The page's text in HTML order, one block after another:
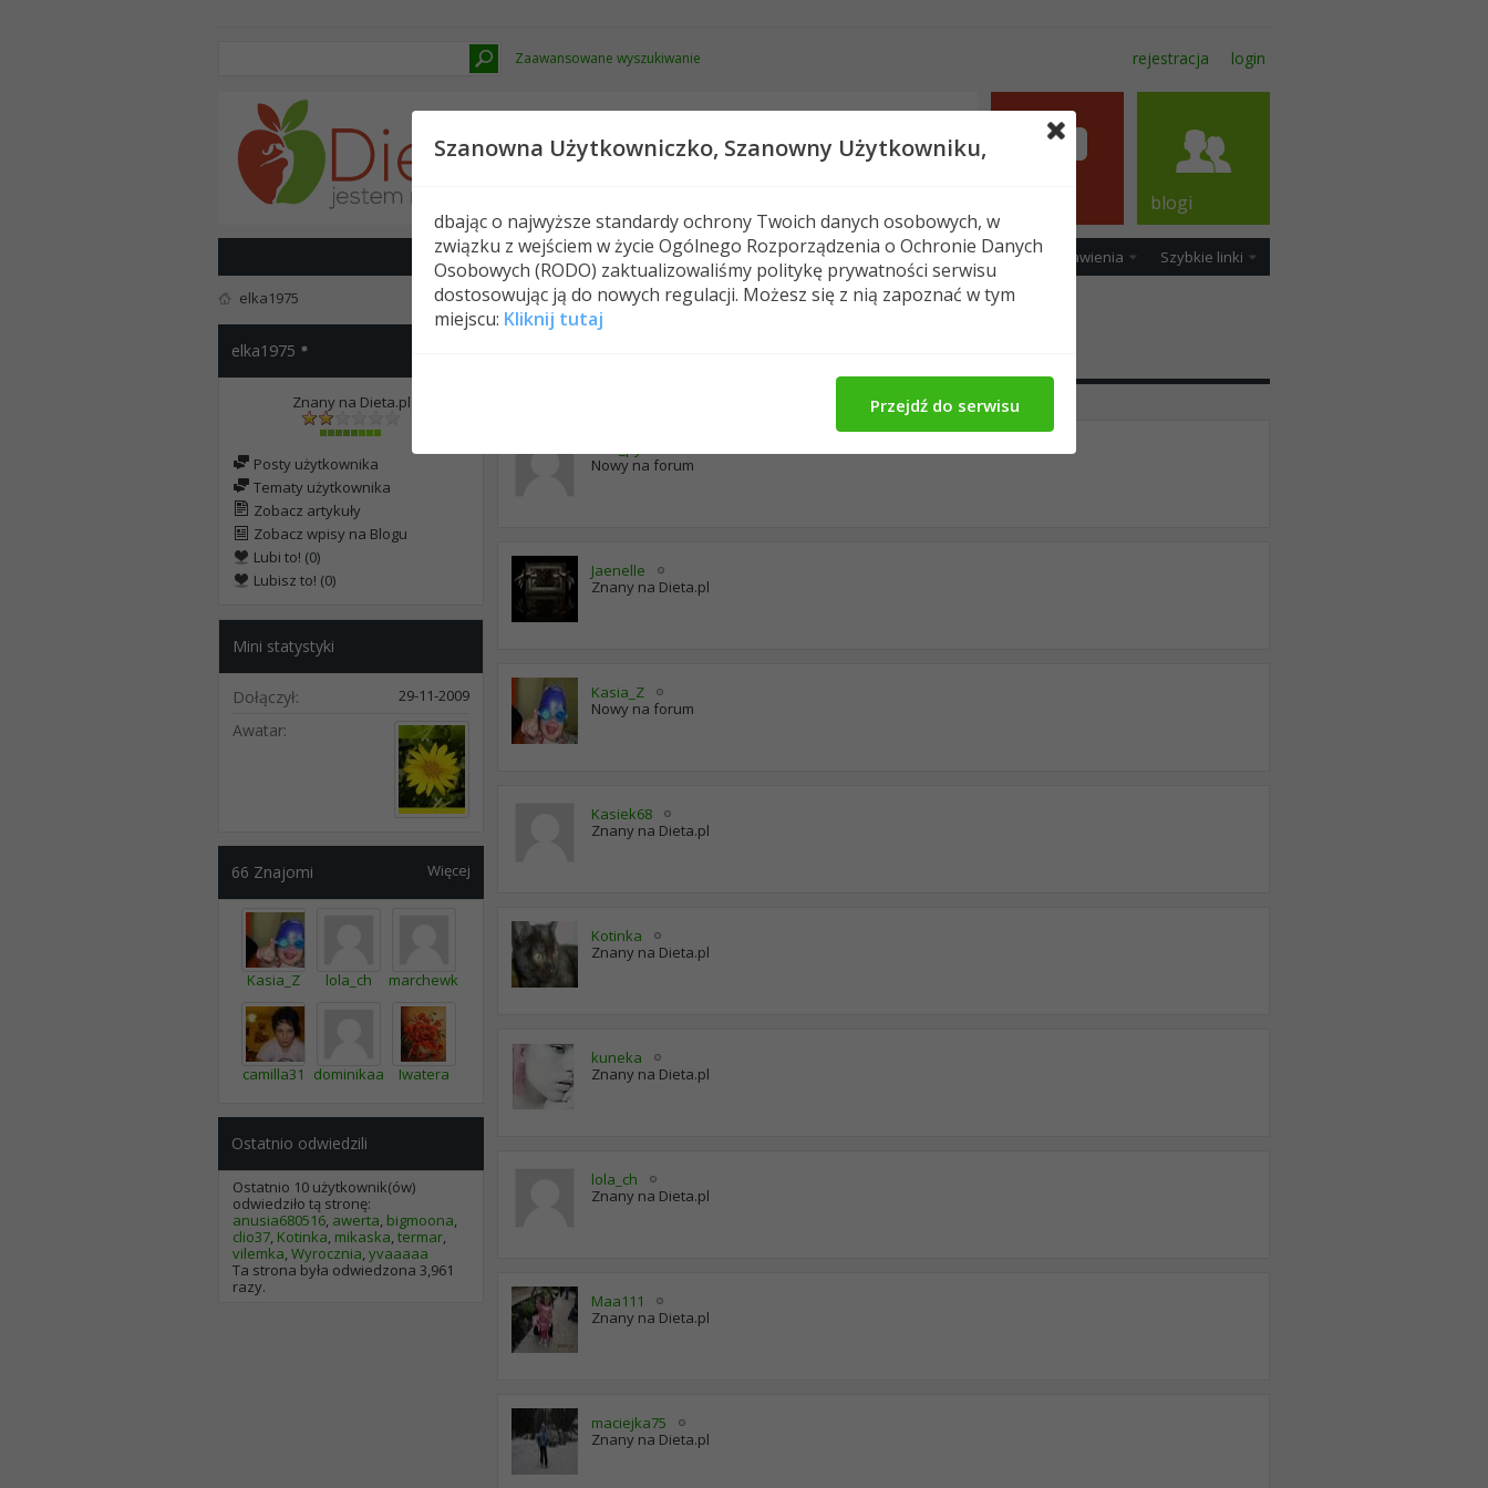
Zaawansowane wyszukiwanie rejestracja login
Nowe posty FAQ Kalendarz Spełeczność Ustawienia Szybkie linki
blogi
elka1975
elka1975
Znany na Dieta.pl
Posty użytkownika
Tematy użytkownika
Zobacz artykuły
Zobacz wpisy na Blogu
Lubi to! (0)
Lubisz to! (0)
Mini statystyki
Dołączył 29-11-2009
Awatar
Więcej
66 Znajomi
Kasia_Z lola_ch marchewkaaa
camilla31 dominikaa1987Iwatera
Ostatnio odwiedzili
Ostatnio 10 użytkownik(ów)
odwiedziło tą stronę:
anusia680516, awerta, bigmoona,
clio37, Kotinka, mikaska,termar,
vilemka,Wyrocznia,yvaaaaa
Ta strona była odwiedzona 3,961
razy.
Nowy na forum
Jaenelle
Znany na Dieta.pl
Kasia_Z
Nowy na forum
Kasiek68
Znany na Dieta.pl
Kotinka
Znany na Dieta.pl
kuneka
Znany na Dieta.pl
lola_ch
Znany na Dieta.pl
Maa111
Znany na Dieta.pl
maciejka75
Znany na Dieta.pl
Szanowna Użytkowniczko, Szanowny Użytkowniku,
dbając o najwyższe standardy ochrony Twoich danych osobowych, w
związku z wejściem w życie Ogólnego Rozporządzenia o Ochronie Danych
Osobowych (RODO) zaktualizowaliśmy politykę prywatności serwisu
dostosowując ją do nowych regulacji. Możesz się z nią zapoznać w tym
miejscu: Kliknij tutaj
Przejdź do serwisu